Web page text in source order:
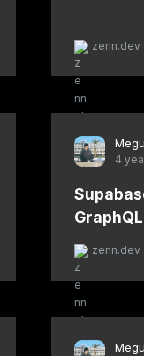
zenn.dev
4
zenn.dev